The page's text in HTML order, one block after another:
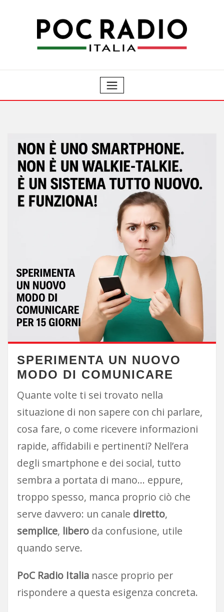
SPERIMENTA UN NUOVO
MODO DI COMUNICARE
Quante volte ti sei trovato nella
situazione di non sapere con chi parlare,
cosa fare, o come ricevere informazioni
rapide, affidabili e pertinenti? Nell’era
degli smartphone e dei social, tutto
sembra a portata di mano… eppure,
troppo spesso, manca proprio ciò che
serve davvero: un canale diretto,
semplice, libero da confusione, utile
quando serve.
PoC Radio Italianasce proprio per
rispondere a questa esigenza concreta.